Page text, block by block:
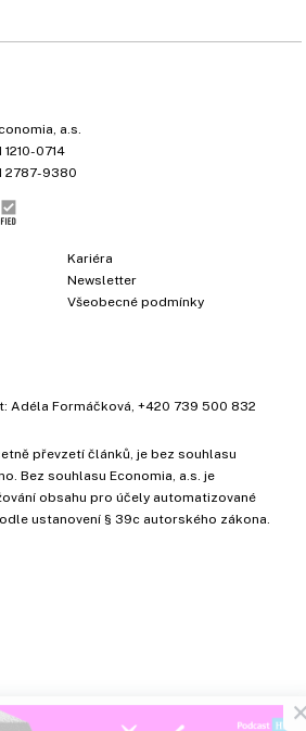
a.s.
1210-0714
2787-9380
Kariéra
Newsletter
Všeobecné podmínky
Adéla Formáčková +420 739 500 832
převzetí článků, je bez souhlasu
Bez souhlasu Economia, a.s. je
obsahu pro účely automatizované
ustanovení § 39c autorského zákona.